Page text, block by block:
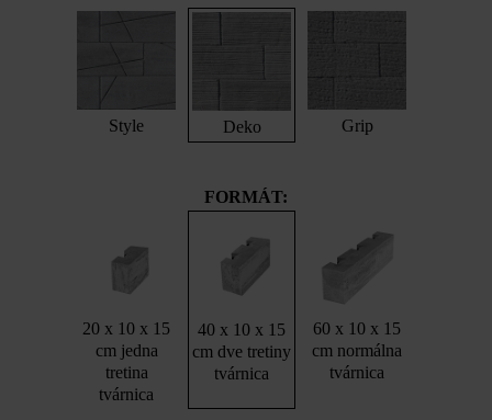
Style Deko Grip
FORMÁT:
20 x 10 x 15
cm jedna
tretina
tvárnica
40 x 10 x 15
cm dve tretiny
tvárnica
60 x 10 x 15
cm normálna
tvárnica